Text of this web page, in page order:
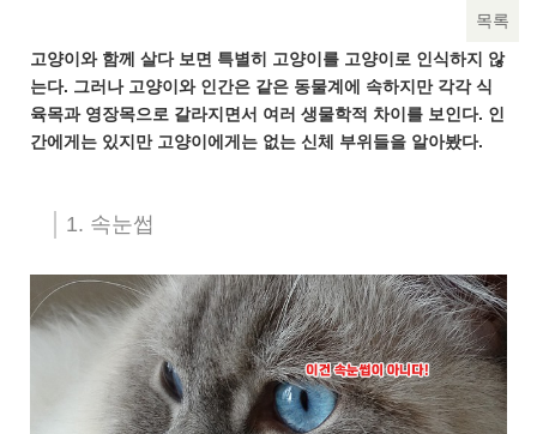
목록
본문
고양이와 함께 살다 보면 특별히 고양이를 고양이로 인식하지 않
는다. 그러나 고양이와 인간은 같은 동물계에 속하지만 각각 식
육목과 영장목으로 갈라지면서 여러 생물학적 차이를 보인다. 인
간에게는 있지만 고양이에게는 없는 신체 부위들을 알아봤다.
1. 속눈썹